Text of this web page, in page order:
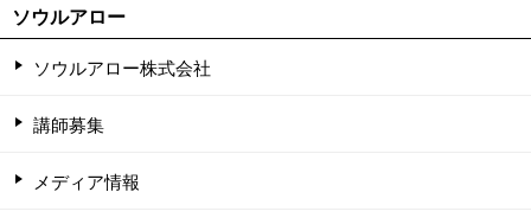
ソウルアロー
ソウルアロー株式会社
講師募集
メディア情報